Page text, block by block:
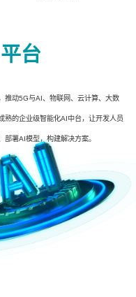
台
推动5G与AI、物联网、云计算、大数
熟的企业级智能化AI中台，让开发人员
署AI模型，构建解决方案。